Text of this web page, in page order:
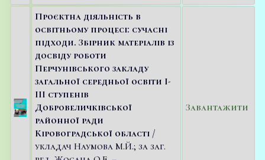
Проєктна діяльність в
освітньому процесі: сучасні
підходи. Збірник матеріалів із
досвіду роботи
Перчунівського закладу
загальної середньої освіти І-
ІІІ ступенів
Добровеличківської
районної ради
Кіровоградської області /
укладач Наумова М.Й.; за заг.
Завантажити